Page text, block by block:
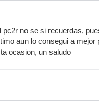
no se si recuerdas,
aun lo consegui a
ocasion, un saludo